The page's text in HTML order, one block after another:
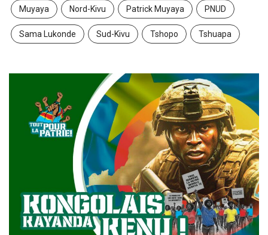
Muyaya Nord-Kivu Patrick Muyaya PNUD
Sama Lukonde Sud-Kivu Tshopo Tshuapa